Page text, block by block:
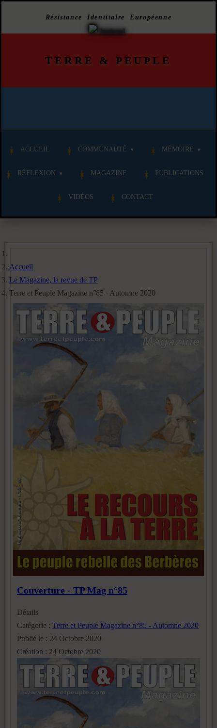
Résistance Identitaire Européenne
TERRE & PEUPLE
ACCUEIL COMMUNAUTÉ MÉMOIRE
RÉFLEXION MAGAZINE PUBLICATIONS
VIDÉOS CONTACT
Accueil
Le Magazine, la revue de TP
Terre et Peuple Magazine n°85 - Automne 2020
Couverture - TP Mag n°85
Détails
Catégorie : Terre et Peuple Magazine n°85 - Automne 2020
Publié le : 24 Octobre 2020
Création : 24 Octobre 2020